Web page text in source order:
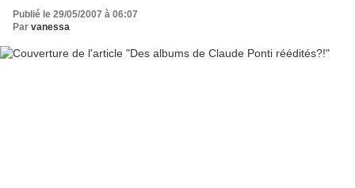
Publié le 29/05/2007 à 06:07
Par vanessa